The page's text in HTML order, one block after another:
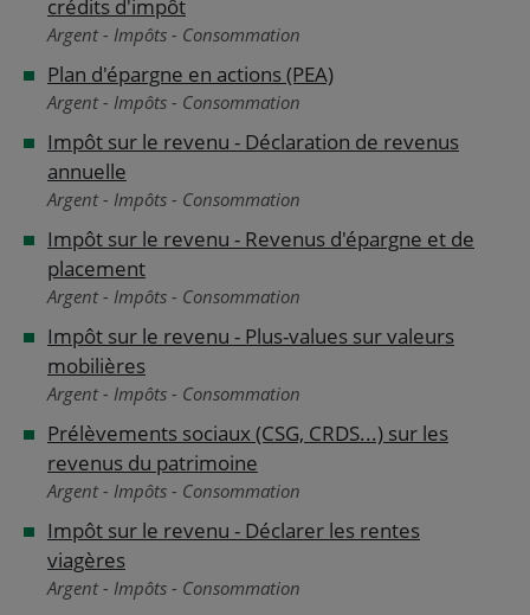
crédits d'impôt
Argent - Impôts - Consommation
Plan d'épargne en actions (PEA)
Argent - Impôts - Consommation
Impôt sur le revenu - Déclaration de revenus
annuelle
Argent - Impôts - Consommation
Impôt sur le revenu - Revenus d'épargne et de
placement
Argent - Impôts - Consommation
Impôt sur le revenu - Plus-values sur valeurs
mobilières
Argent - Impôts - Consommation
Prélèvements sociaux (CSG, CRDS...) sur les
revenus du patrimoine
Argent - Impôts - Consommation
Impôt sur le revenu - Déclarer les rentes
viagères
Argent - Impôts - Consommation